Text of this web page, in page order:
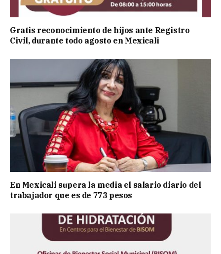
Gratis reconocimiento de hijos ante Registro
Civil, durante todo agosto en Mexicali
En Mexicali supera la media el salario diario del
trabajador que es de 773 pesos